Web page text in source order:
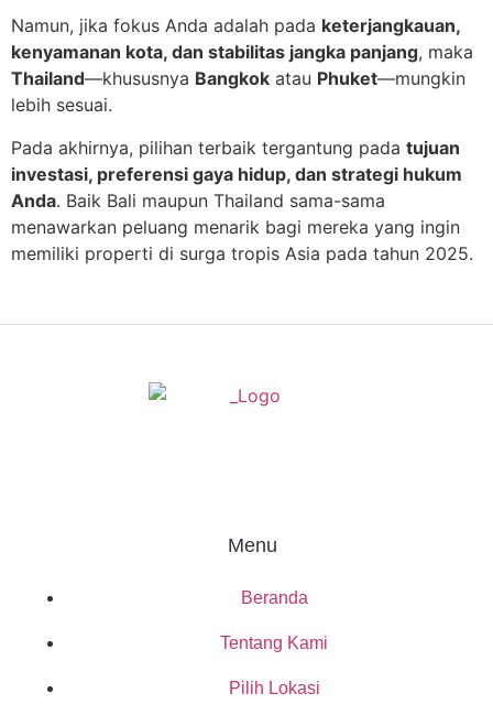
Namun, jika fokus Anda adalah pada keterjangkauan,
kenyamanan kota, dan stabilitas jangka panjang, maka
Thailand—khususnya Bangkok atau Phuket—mungkin
lebih sesuai.
Pada akhirnya, pilihan terbaik tergantung pada tujuan
investasi, preferensi gaya hidup, dan strategi hukum
Anda. Baik Bali maupun Thailand sama-sama
menawarkan peluang menarik bagi mereka yang ingin
memiliki properti di surga tropis Asia pada tahun 2025.
Menu
Beranda
Tentang Kami
Pilih Lokasi